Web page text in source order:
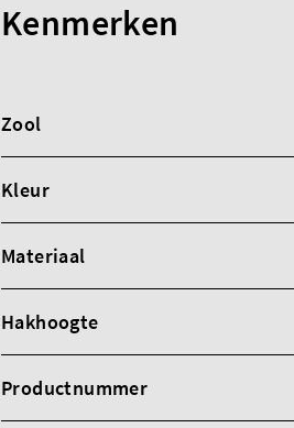
Kenmerken
Zool
Kleur
Materiaal
Hakhoogte
Productnummer